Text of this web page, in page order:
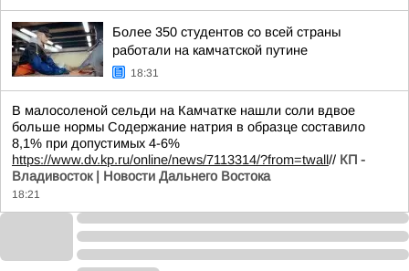
Более 350 студентов со всей страны
работали на камчатской путине
18:31
В малосоленой сельди на Камчатке нашли соли вдвое
больше нормы Содержание натрия в образце составило
8,1% при допустимых 4-6%
https://www.dv.kp.ru/online/news/7113314/?from=twall// КП -
Владивосток | Новости Дальнего Востока
18:21